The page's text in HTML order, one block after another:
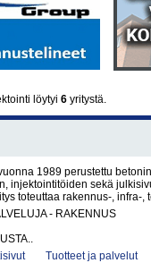
löytyi 6 yritystä.
1989 perustettu
injektointitöiden sekä
toteuttaa rakennus-, infra-,
- RAKENNUS
Tuotteet ja palvelut